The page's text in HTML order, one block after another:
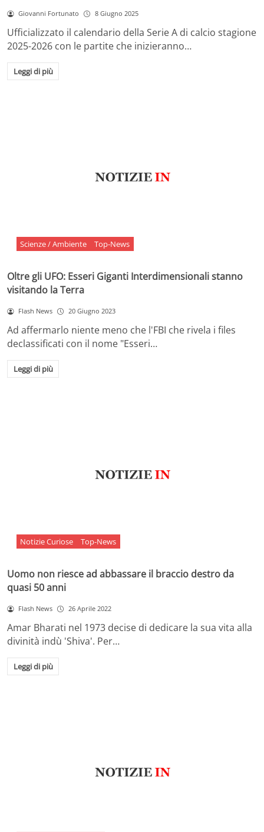
Giovanni Fortunato 8 Giugno 2025
Ufficializzato il calendario della Serie A di calcio stagione
2025-2026 con le partite che inizieranno…
Leggi di più
Scienze / Ambiente Top-News
Oltre gli UFO: Esseri Giganti Interdimensionali stanno
visitando la Terra
Flash News 20 Giugno 2023
Ad affermarlo niente meno che l'FBI che rivela i files
declassificati con il nome "Esseri…
Leggi di più
Notizie Curiose Top-News
Uomo non riesce ad abbassare il braccio destro da
quasi 50 anni
Flash News 26 Aprile 2022
Amar Bharati nel 1973 decise di dedicare la sua vita alla
divinità indù 'Shiva'. Per…
Leggi di più